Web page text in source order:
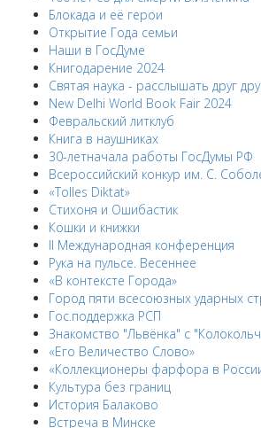
Блокада и её герои
Открытие Года семьи
Наши в ГосДуме
Книгодарение 2024
Святая наука - расслышать друг
New Delhi World Book Fair 2024
Февральский литклуб
Книга в наушниках
30-летначала работы ГосДумы РФ
Всероссийский конкур им. С.
«Tolles Diktat»
Стихоня и Ошибастик
Кошки и книжки
II Международная конференция
Рука на пульсе. Весеннее
«В контексте Города»
Город пяти всесоюзных ударных
Гос.поддержка РСП
Знакомство "Львёнка" с
«Его Величество Слово»
«Коллекционеры фарфора в
Культура без границ
История Балаково
Встреча в Минске